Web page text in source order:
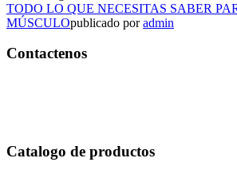
TODO LO QUE NECESITAS SABER
MÚSCULOpublicado poradmin
Contactenos
Catalogo de productos